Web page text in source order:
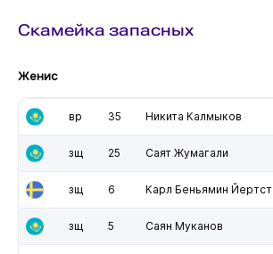
Скамейка запасных
Женис
вр 35 Никита Калмыков
зщ 25 Саят Жумагали
зщ 6 Карл Беньямин
зщ 5 Саян Муканов